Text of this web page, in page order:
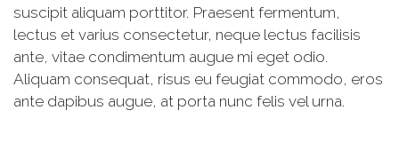
suscipit aliquam porttitor. Praesent fermentum,
lectus et varius consectetur, neque lectus facilisis
ante, vitae condimentum augue mi eget odio.
Aliquam consequat, risus eu feugiat commodo, eros
ante dapibus augue, at porta nunc felis vel urna.